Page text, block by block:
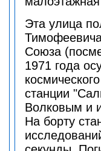
Эта улица
Союза
1971 года
станции
Волковым и
На борту